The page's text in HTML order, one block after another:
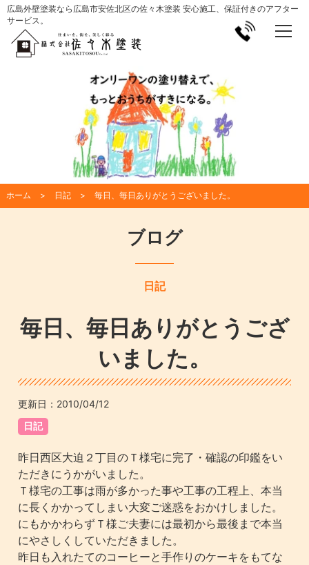
広島外壁塗装なら広島市安佐北区の佐々木塗装 安心施工、保証付きのアフター
サービス。
ホーム 日記 毎日、毎日ありがとうございました。
ブログ
日記
毎日、毎日ありがとうござ
いました。
更新日： 2010/04/12
日記
昨日西区大迫２丁目のＴ様宅に完了・確認の印鑑をい
ただきにうかがいました。
Ｔ様宅の工事は雨が多かった事や工事の工程上、本当
に長くかかってしまい大変ご迷惑をおかけしました。
にもかかわらずＴ様ご夫妻には最初から最後まで本当
にやさしくしていただきました。
昨日も入れたてのコーヒーと手作りのケーキをもてな